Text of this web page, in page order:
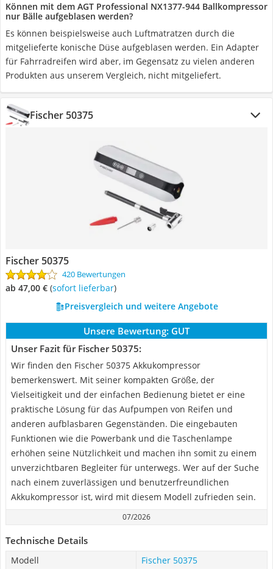
Können mit dem AGT Professional NX1377-944 Ballkompressor
nur Bälle aufgeblasen werden?
Es können beispielsweise auch Luftmatratzen durch die
mitgelieferte konische Düse aufgeblasen werden. Ein Adapter
für Fahrradreifen wird aber, im Gegensatz zu vielen anderen
Produkten aus unserem Vergleich, nicht mitgeliefert.
Fischer 50375
Fischer 50375
420 Bewertungen
ab 47,00 € ( Sofort lieferbar)
Preisvergleich und weitere Angebote
Unsere Bewertung: GUT
Unser Fazit für Fischer 50375:
Wir finden den Fischer 50375 Akkukompressor
bemerkenswert. Mit seiner kompakten Größe, der
Vielseitigkeit und der einfachen Bedienung bietet er eine
praktische Lösung für das Aufpumpen von Reifen und
anderen aufblasbaren Gegenständen. Die eingebauten
Funktionen wie die Powerbank und die Taschenlampe
erhöhen seine Nützlichkeit und machen ihn somit zu einem
unverzichtbaren Begleiter für unterwegs. Wer auf der Suche
nach einem zuverlässigen und benutzerfreundlichen
Akkukompressor ist, wird mit diesem Modell zufrieden sein.
07/2026
Technische Details
Modell
Fischer 50375